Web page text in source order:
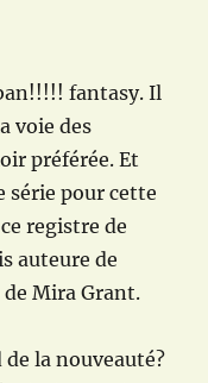
fantasy. Il
voie des
préférée. Et
série pour cette
registre de
auteure de
de Mira Grant.
la nouveauté?